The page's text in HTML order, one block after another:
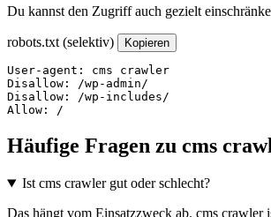
Du kannst den Zugriff auch gezielt
robots.txt (selektiv) Kopieren
User-agent: cms crawler
Disallow: /wp-admin/
Disallow: /wp-includes/
Allow: /
Häufige Fragen zu cms
Ist cms crawler gut oder schlecht?
Das hängt vom Einsatzzweck ab. cms crawler